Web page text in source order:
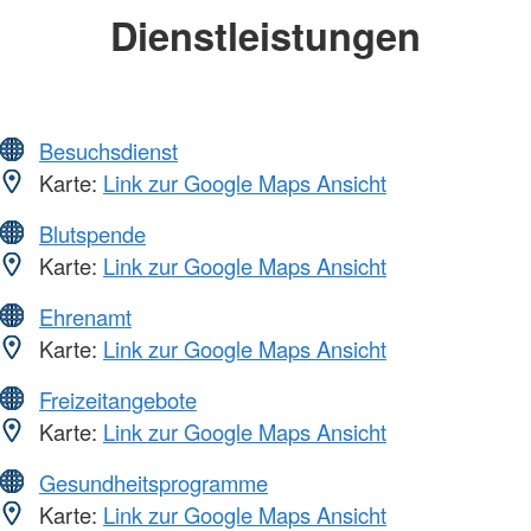
Dienstleistungen
Besuchsdienst
Karte: Link zur Google Maps Ansicht
Blutspende
Karte: Link zur Google Maps Ansicht
Ehrenamt
Karte: Link zur Google Maps Ansicht
Freizeitangebote
Karte: Link zur Google Maps Ansicht
Gesundheitsprogramme
Karte: Link zur Google Maps Ansicht